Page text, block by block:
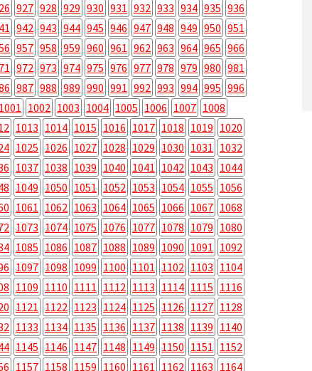
927 928 929 930 931 932 933 934 935 936
942 943 944 945 946 947 948 949 950 951
957 958 959 960 961 962 963 964 965 966
972 973 974 975 976 977 978 979 980 981
987 988 989 990 991 992 993 994 995 996
1001 1002 1003 1004 1005 1006 1007 1008
1013 1014 1015 1016 1017 1018 1019 1020
1025 1026 1027 1028 1029 1030 1031 1032
1037 1038 1039 1040 1041 1042 1043 1044
1049 1050 1051 1052 1053 1054 1055 1056
1061 1062 1063 1064 1065 1066 1067 1068
1073 1074 1075 1076 1077 1078 1079 1080
1085 1086 1087 1088 1089 1090 1091 1092
1097 1098 1099 1100 1101 1102 1103 1104
1109 1110 1111 1112 1113 1114 1115 1116
1121 1122 1123 1124 1125 1126 1127 1128
1133 1134 1135 1136 1137 1138 1139 1140
1145 1146 1147 1148 1149 1150 1151 1152
1157 1158 1159 1160 1161 1162 1163 1164